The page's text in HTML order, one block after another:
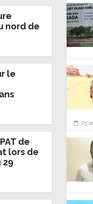
nord de
le
de
lors de
29
25